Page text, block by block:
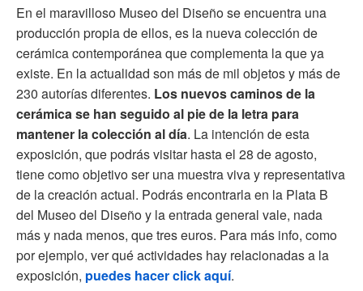
En el maravilloso Museo del Diseño se encuentra una
producción propia de ellos, es la nueva colección de
cerámica contemporánea que complementa la que ya
existe. En la actualidad son más de mil objetos y más de
230 autorías diferentes. Los nuevos caminos de la
cerámica se han seguido al pie de la letra para
mantener la colección al día. La intención de esta
exposición, que podrás visitar hasta el 28 de agosto,
tiene como objetivo ser una muestra viva y representativa
de la creación actual. Podrás encontrarla en la Plata B
del Museo del Diseño y la entrada general vale, nada
más y nada menos, que tres euros. Para más info, como
por ejemplo, ver qué actividades hay relacionadas a la
exposición, puedes hacer click aquí.